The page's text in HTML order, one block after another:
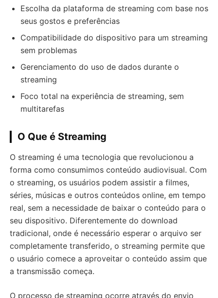
Escolha da plataforma de streaming com base nos
seus gostos e preferências
Compatibilidade do dispositivo para um streaming
sem problemas
Gerenciamento do uso de dados durante o
streaming
Foco total na experiência de streaming, sem
multitarefas
O Que é Streaming
O streaming é uma tecnologia que revolucionou a
forma como consumimos conteúdo audiovisual. Com
o streaming, os usuários podem assistir a filmes,
séries, músicas e outros conteúdos online, em tempo
real, sem a necessidade de baixar o conteúdo para o
seu dispositivo. Diferentemente do download
tradicional, onde é necessário esperar o arquivo ser
completamente transferido, o streaming permite que
o usuário comece a aproveitar o conteúdo assim que
a transmissão começa.
O processo de streaming ocorre através do envio